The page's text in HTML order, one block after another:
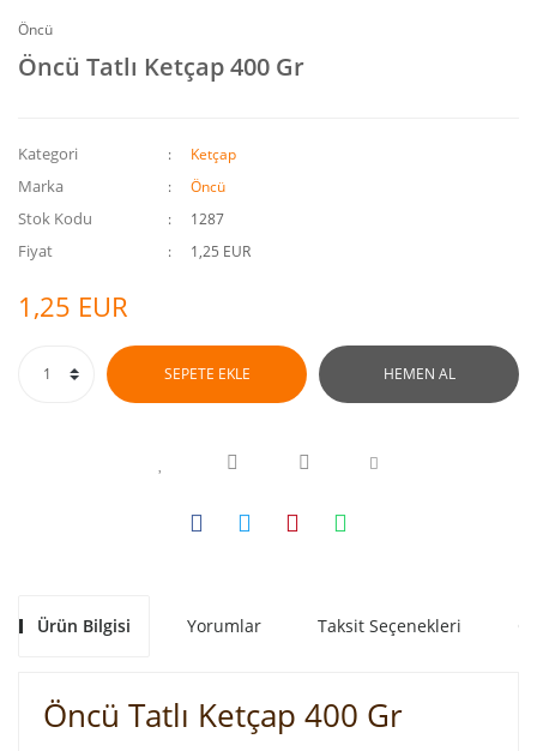
Öncü
Öncü Tatlı Ketçap 400 Gr
Kategori Ketçap
Marka Öncü
Stok Kodu 1287
Fiyat 1,25 EUR
1,25 EUR
SEPETE EKLE HEMEN AL
Ürün Bilgisi Yorumlar Taksit Seçenekleri
Öncü Tatlı Ketçap 400 Gr